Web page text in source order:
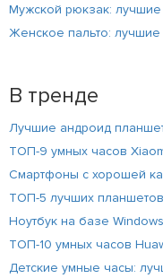
Мужской рюкзак:
Женское пальто:
В тренде
Лучшие андроид
ТОП-9 умных часов
Смартфоны с хорошей
ТОП-5 лучших
Ноутбук на базе
ТОП-10 умных часов
Детские умные часы: